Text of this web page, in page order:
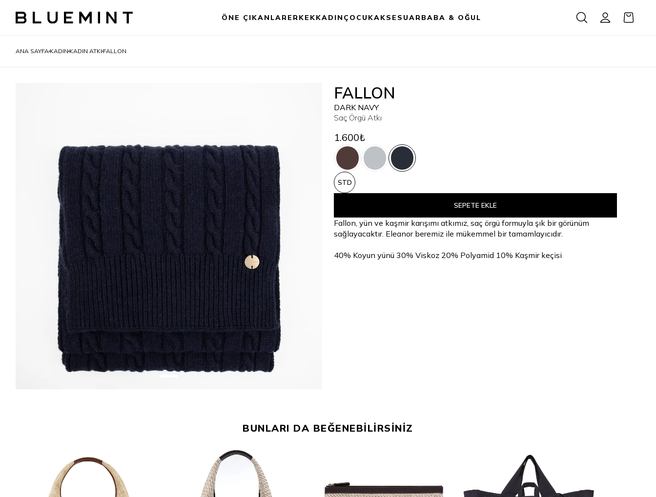
ÖNE ÇIKANLAR ERKEKKADIN ÇOCUKAKSESUAR BABA & OĞUL
ANA SAYFA KADIN KADIN ATKI FALLON
FALLON
DARK NAVY
Saç Örgü Atkı
1.600₺
STD
SEPETE EKLE
Fallon, yün ve kaşmir karışımı atkımız, saç örgü formuyla şık bir görünüm
sağlayacaktır. Eleanor beremiz ile mükemmel bir tamamlayıcıdır.
40% Koyun yünü 30% Viskoz 20% Polyamid 10% Kaşmir keçisi
BUNLARI DA BEĞENEBİLİRSİNİZ